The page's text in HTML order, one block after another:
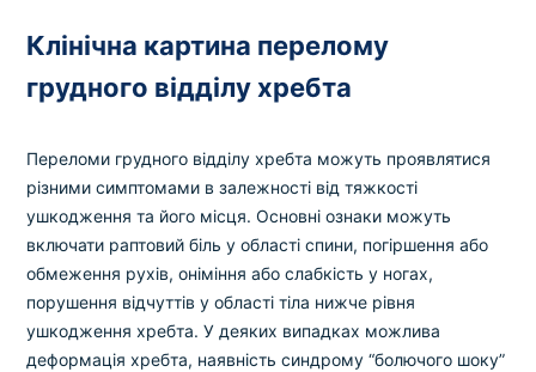
Клінічна картина перелому
грудного відділу хребта
Переломи грудного відділу хребта можуть проявлятися
різними симптомами в залежності від тяжкості
ушкодження та його місця. Основні ознаки можуть
включати раптовий біль у області спини, погіршення або
обмеження рухів, оніміння або слабкість у ногах,
порушення відчуттів у області тіла нижче рівня
ушкодження хребта. У деяких випадках можлива
деформація хребта, наявність синдрому “болючого шоку”